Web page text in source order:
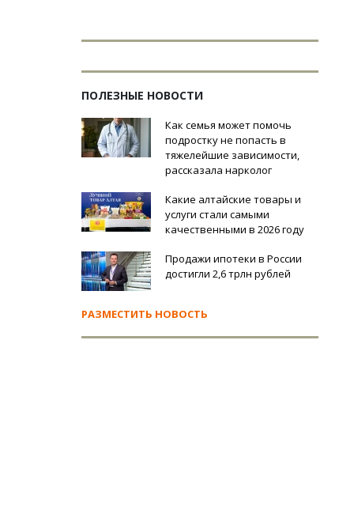
ПОЛЕЗНЫЕ НОВОСТИ
Как семья может помочь
подростку не попасть в
тяжелейшие зависимости,
рассказала нарколог
Какие алтайские товары и
услуги стали самыми
качественными в 2026 году
Продажи ипотеки в России
достигли 2,6 трлн рублей
РАЗМЕСТИТЬ НОВОСТЬ